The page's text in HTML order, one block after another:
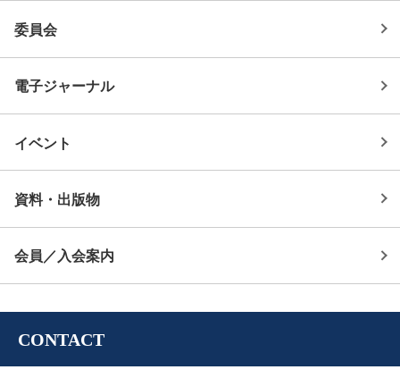
CONTACT
委員会
電子ジャーナル
イベント
資料・出版物
会員／入会案内